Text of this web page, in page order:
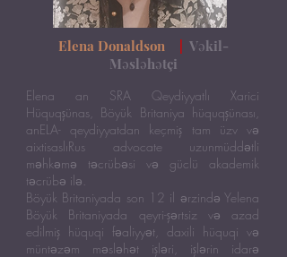
Elena Donaldson
Vəkil-
Məsləhətçi
Elena an SRA Qeydiyyatlı Xarici
Hüquqşünas, Böyük Britaniya hüquqşünası,
anELA- qeydiyyatdan keçmiş tam üzv və
aixtisaslıRus advocate uzunmüddətli
məhkəmə təcrübəsi və güclü akademik
təcrübə ilə.
Böyük Britaniyada son 12 il ərzində Yelena
Böyük Britaniyada qeyri-şərtsiz və azad
edilmiş hüquqi fəaliyyət, daxili hüquqi və
müntəzəm məsləhət işləri, işlərin idarə